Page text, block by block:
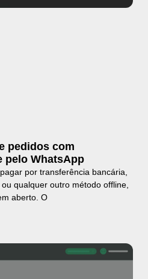
pedidos com
pelo WhatsApp
por transferência bancária,
qualquer outro método offline,
aberto. O